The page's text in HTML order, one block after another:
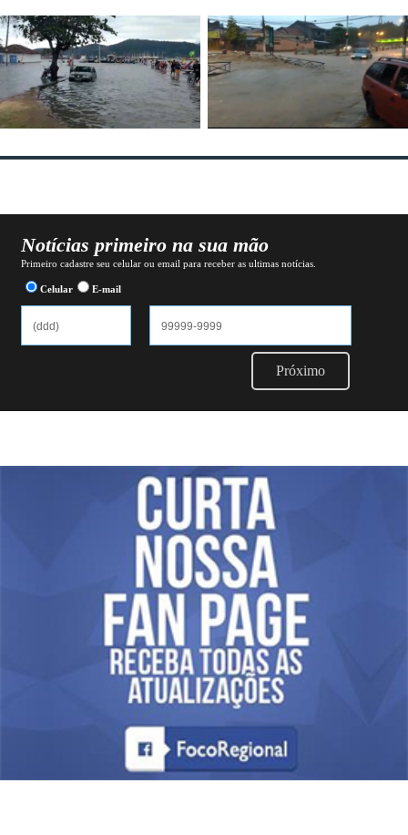
Notícias primeiro na sua mão
Primeiro cadastre seu celular ou email para receber as ultimas notícias.
Celular E-mail
Próximo